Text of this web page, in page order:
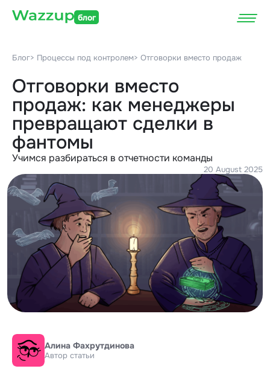
блог
Блог> Процессы под контролем> Отговорки вместо продаж
Отговорки вместо
продаж: как менеджеры
превращают сделки в
фантомы
Учимся разбираться в отчетности команды
20 August 2025
Алина Фахрутдинова
Автор статьи